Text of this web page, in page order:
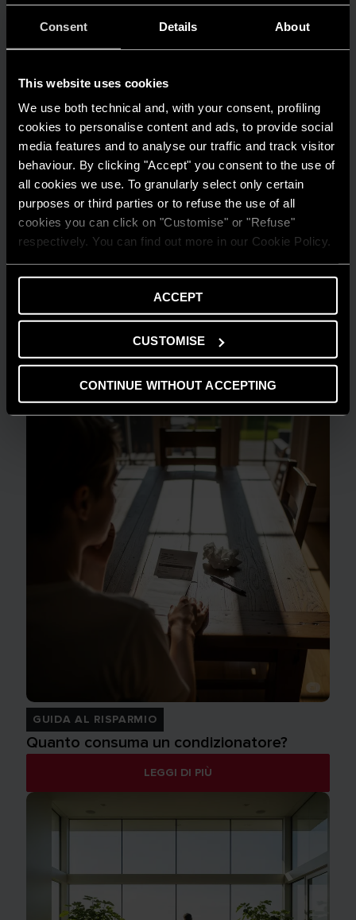
Consent Details About
This website uses cookies
We use both technical and, with your consent, profiling
cookies to personalise content and ads, to provide social
media features and to analyse our traffic and track visitor
behaviour. By clicking "Accept" you consent to the use of
all cookies we use. To granularly select only certain
purposes or third parties or to refuse the use of all
cookies you can click on "Customise" or "Refuse"
respectively. You can find out more in our Cookie Policy.
ACCEPT
CUSTOMISE
CONTINUE WITHOUT ACCEPTING
Risparmio energetico: trasforma la tua
casa in un modello di efficienza
LEGGI DI PIÙ
GUIDA AL RISPARMIO
Quanto consuma un condizionatore?
LEGGI DI PIÙ